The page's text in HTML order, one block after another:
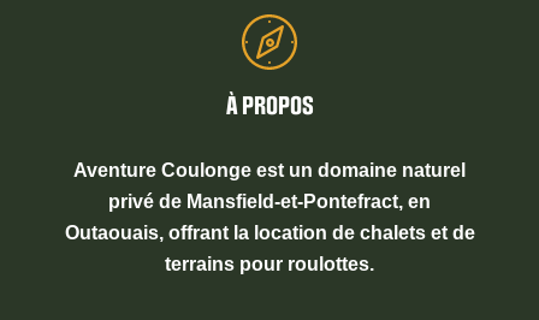
À PROPOS
Aventure Coulonge est un domaine naturel
privé de Mansfield-et-Pontefract, en
Outaouais, offrant la location de chalets et de
terrains pour roulottes.